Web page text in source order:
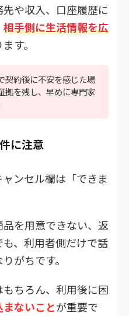
や収入、口座履歴に
相手側に生活情報を広
す。
契約後に不安を感じた場
拠を残し、早めに専門家
に注意
ンセル欄は「できま
を用意できない、返
、利用者側だけで話
がちです。
ちろん、利用後に困
ないことが重要で